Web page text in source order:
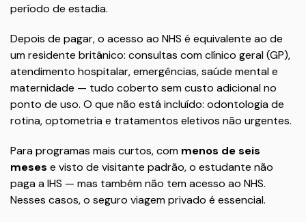
período de estadia.
Depois de pagar, o acesso ao NHS é equivalente ao de
um residente britânico: consultas com clínico geral (GP),
atendimento hospitalar, emergências, saúde mental e
maternidade — tudo coberto sem custo adicional no
ponto de uso. O que não está incluído: odontologia de
rotina, optometria e tratamentos eletivos não urgentes.
Para programas mais curtos, com menos de seis
meses e visto de visitante padrão, o estudante não
paga a IHS — mas também não tem acesso ao NHS.
Nesses casos, o seguro viagem privado é essencial.